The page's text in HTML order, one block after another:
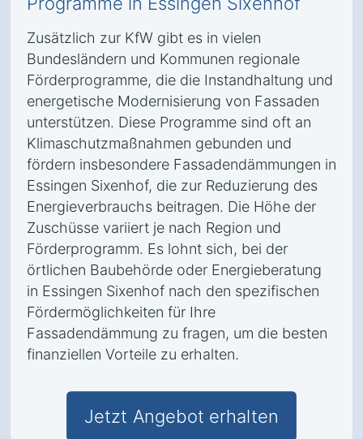
Zusätzlich zur KfW gibt es in vielen
Bundesländern und Kommunen regionale
Förderprogramme, die die Instandhaltung und
energetische Modernisierung von Fassaden
unterstützen. Diese Programme sind oft an
Klimaschutzmaßnahmen gebunden und
fördern insbesondere Fassadendämmungen in
Essingen Sixenhof, die zur Reduzierung des
Energieverbrauchs beitragen. Die Höhe der
Zuschüsse variiert je nach Region und
Förderprogramm. Es lohnt sich, bei der
örtlichen Baubehörde oder Energieberatung
in Essingen Sixenhof nach den spezifischen
Fördermöglichkeiten für Ihre
Fassadendämmung zu fragen, um die besten
finanziellen Vorteile zu erhalten.
Jetzt Angebot erhalten